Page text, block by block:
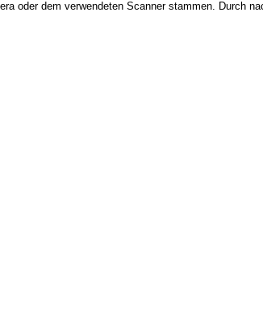
oder dem verwendeten Scanner stammen. Durch